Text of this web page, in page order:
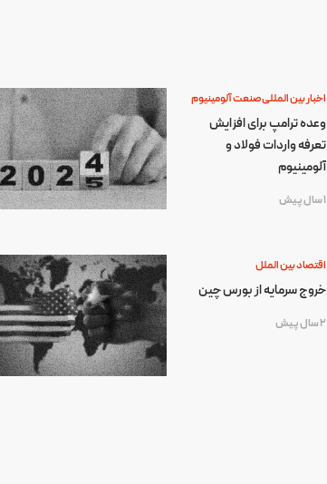
اخبار بین المللی صنعت آلومینیوم
وعده ترامپ برای افزایش
تعرفه واردات فولاد و
آلومینیوم
1 سال پیش
اقتصاد بین الملل
خروج سرمایه از بورس چین
2 سال پیش